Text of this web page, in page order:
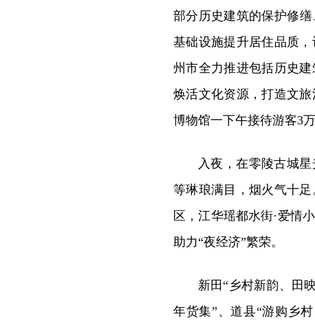
部分历史建筑的保护修
基础设施提升居住品质
州市全力推进包括历史
焕活文化资源，打造文
博物馆一下午接待游客3
入夜，在零陵古城
等琳琅满目，烟火气十
区，江华瑶都水街·爱情
助力“夜经济”繁荣。
新田“乡村新韵、田
年货集”、道县“游购乡